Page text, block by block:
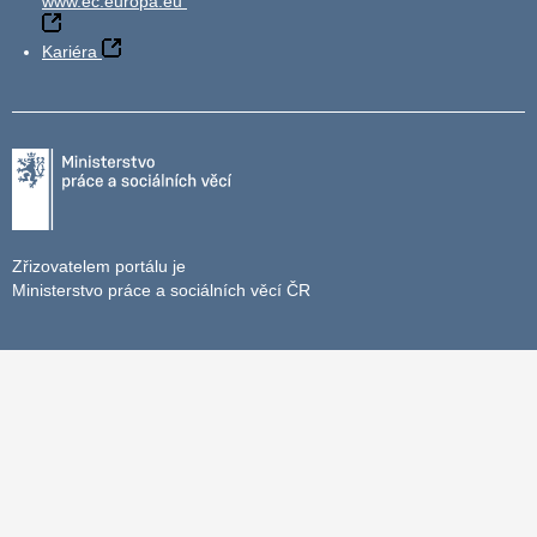
Kariéra
Zřizovatelem portálu je
Ministerstvo práce a sociálních věcí ČR